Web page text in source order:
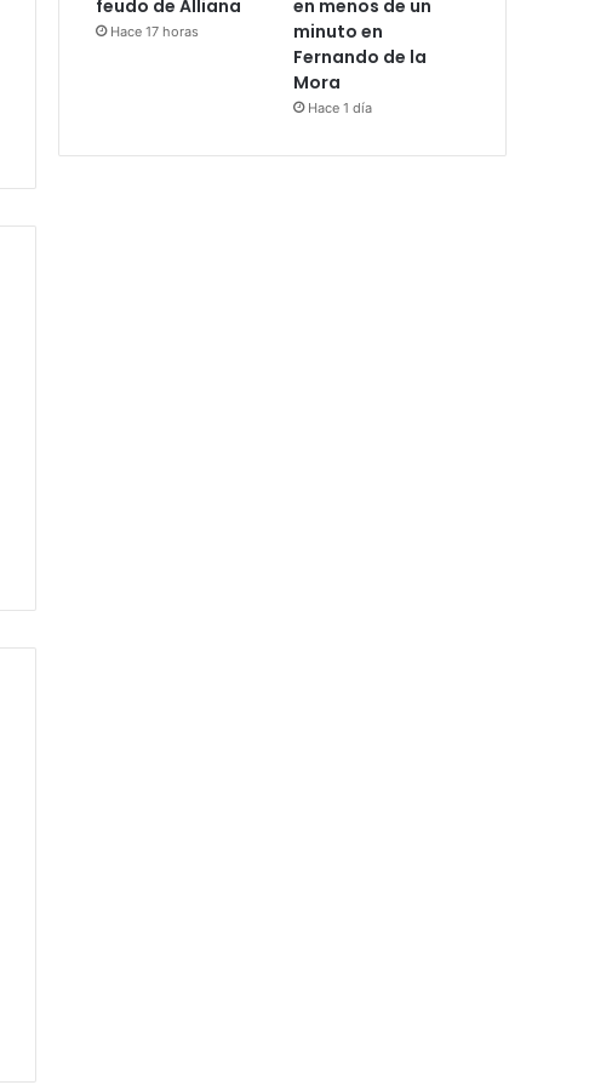
feudo de Alliana
Hace 17 horas
en menos de un
minuto en
Fernando de la
Mora
Hace 1 día